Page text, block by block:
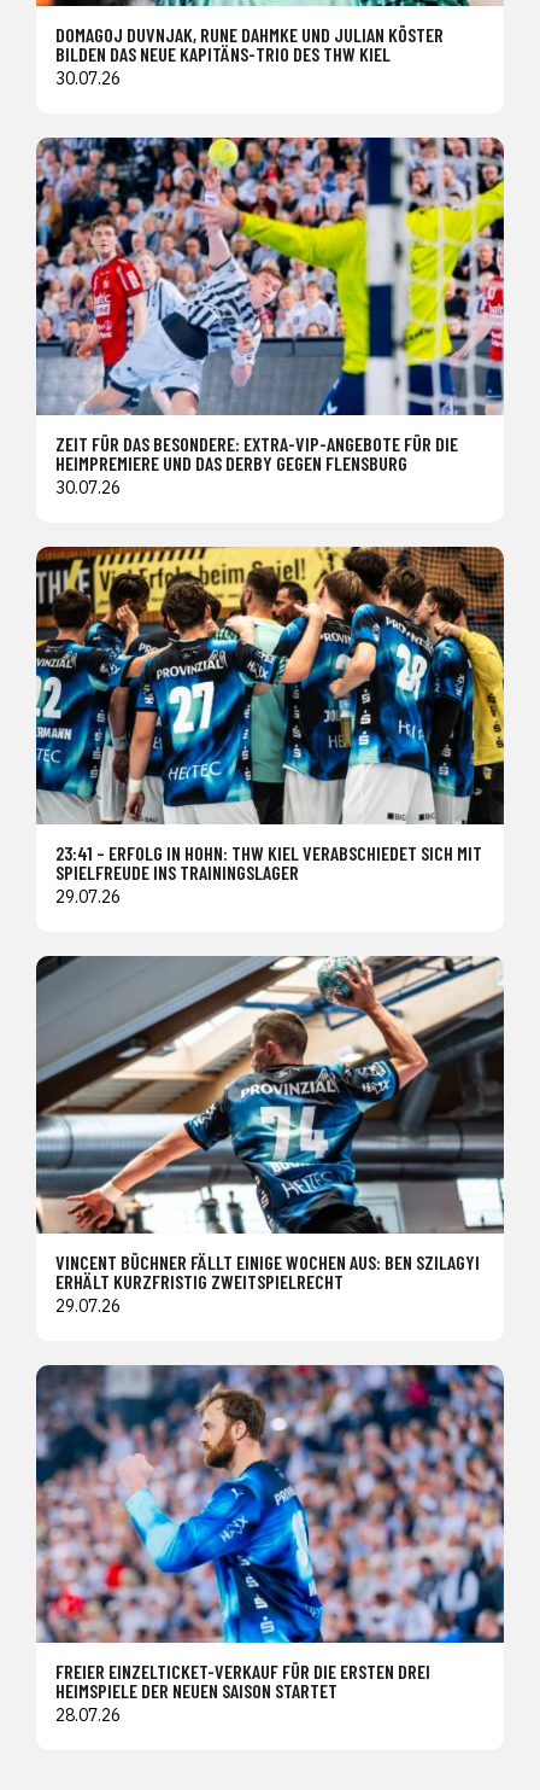
DOMAGOJ DUVNJAK, RUNE DAHMKE UND JULIAN KÖSTER
BILDEN DAS NEUE KAPITÄNS-TRIO DES THW KIEL
30.07.26
ZEIT FÜR DAS BESONDERE: EXTRA-VIP-ANGEBOTE FÜR DIE
HEIMPREMIERE UND DAS DERBY GEGEN FLENSBURG
30.07.26
23:41 – ERFOLG IN HOHN: THW KIEL VERABSCHIEDET SICH MIT
SPIELFREUDE INS TRAININGSLAGER
29.07.26
VINCENT BÜCHNER FÄLLT EINIGE WOCHEN AUS: BEN SZILAGYI
ERHÄLT KURZFRISTIG ZWEITSPIELRECHT
29.07.26
FREIER EINZELTICKET-VERKAUF FÜR DIE ERSTEN DREI
HEIMSPIELE DER NEUEN SAISON STARTET
28.07.26